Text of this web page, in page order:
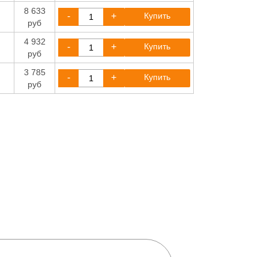
8 633
руб
- + Купить
4 932
руб
- + Купить
3 785
руб
- + Купить